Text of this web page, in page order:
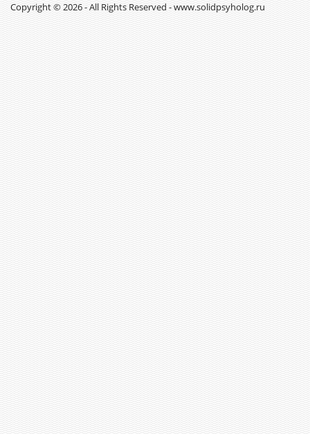
Copyright © 2026 - All Rights Reserved - www.solidpsyholog.ru